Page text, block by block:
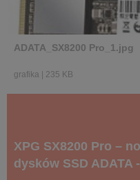
ADATA_SX8200 Pro_1.jpg
grafika | 235 KB
XPG SX8200 Pro –
dysków SSD ADATA